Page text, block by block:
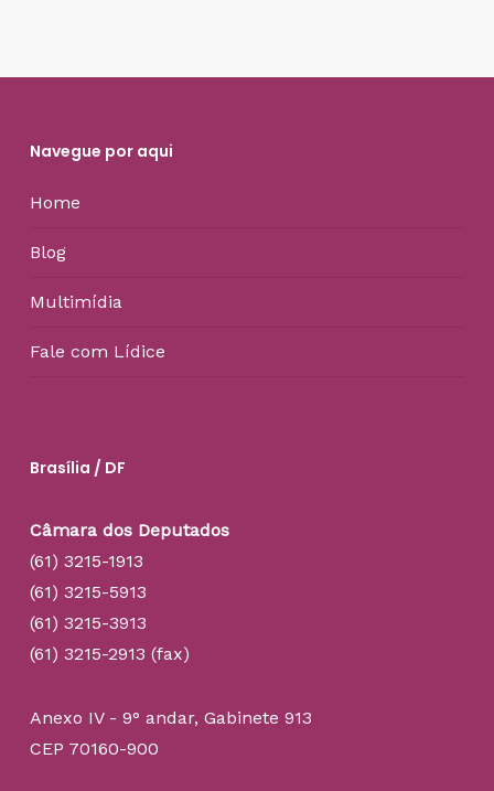
Navegue por aqui
Home
Blog
Multimídia
Fale com Lídice
Brasília / DF
Câmara dos Deputados
(61) 3215-1913
(61) 3215-5913
(61) 3215-3913
(61) 3215-2913 (fax)
Anexo IV - 9° andar, Gabinete 913
CEP 70160-900